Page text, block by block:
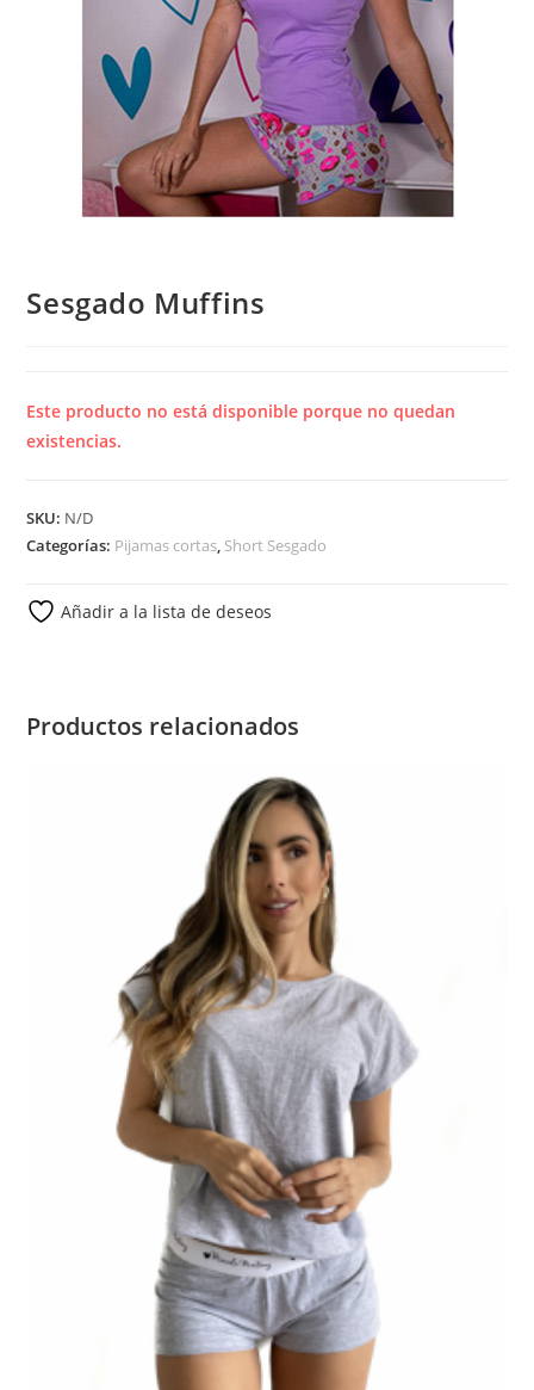
Sesgado Muffins
Este producto no está disponible porque no quedan
existencias.
SKU: N/D
Categorías: Pijamas cortas, Short Sesgado
Añadir a la lista de deseos
Productos relacionados